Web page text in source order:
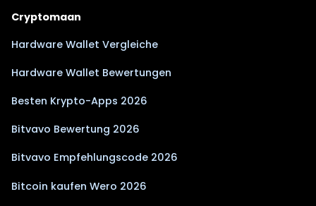
Cryptomaan
Hardware Wallet Vergleiche
Hardware Wallet Bewertungen
Besten Krypto-Apps 2026
Bitvavo Bewertung 2026
Bitvavo Empfehlungscode 2026
Bitcoin kaufen Wero 2026